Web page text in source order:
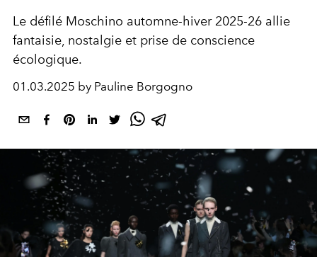
Le défilé Moschino automne-hiver 2025-26 allie
fantaisie, nostalgie et prise de conscience
écologique.
01.03.2025 by Pauline Borgogno